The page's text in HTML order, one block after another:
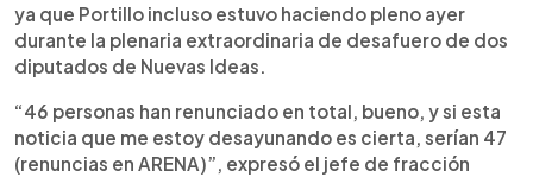
ya que Portillo incluso estuvo haciendo pleno ayer
durante la plenaria extraordinaria de desafuero de dos
diputados de Nuevas Ideas.
“46 personas han renunciado en total, bueno, y si esta
noticia que me estoy desayunando es cierta, serían 47
(renuncias en ARENA)”, expresó el jefe de fracción